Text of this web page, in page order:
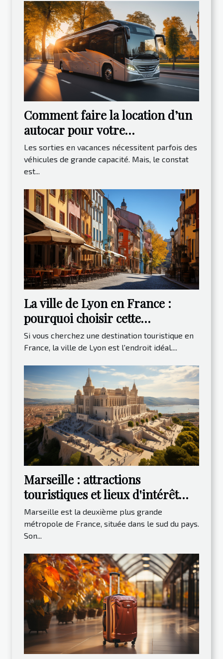
Comment faire la location d’un
autocar pour votre
déplacement ?
Les sorties en vacances nécessitent parfois des
véhicules de grande capacité. Mais, le constat
est...
La ville de Lyon en France :
pourquoi choisir cette
destination ?
Si vous cherchez une destination touristique en
France, la ville de Lyon est l'endroit idéal....
Marseille : attractions
touristiques et lieux d'intérêt
2023
Marseille est la deuxième plus grande
métropole de France, située dans le sud du pays.
Son...